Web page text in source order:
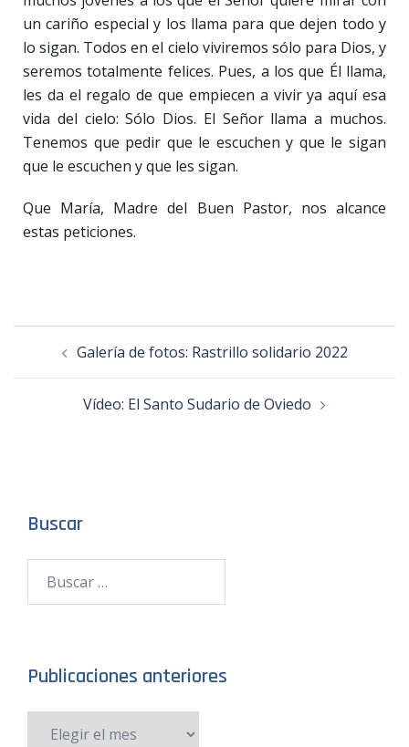
un cariño especial y los llama para que dejen todo y
lo sigan. Todos en el cielo viviremos sólo para Dios, y
seremos totalmente felices. Pues, a los que Él llama,
les da el regalo de que empiecen a vivir ya aquí esa
vida del cielo: Sólo Dios. El Señor llama a muchos.
Tenemos que pedir que le escuchen y que le sigan
que le escuchen y que les sigan.
Que María, Madre del Buen Pastor, nos alcance
estas peticiones.
Galería de fotos: Rastrillo solidario 2022
Vídeo: El Santo Sudario de Oviedo
Buscar
Publicaciones anteriores